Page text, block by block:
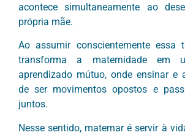
acontece simultaneamente ao
própria mãe.
Ao assumir conscientemente essa
transforma a maternidade em
aprendizado mútuo, onde ensinar e
de ser movimentos opostos e
juntos.
Nesse sentido, maternar é servir à